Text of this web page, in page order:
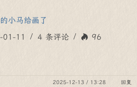
小马给画了
01-11
4 条评论
96
2025-12-13 / 13:28 回复